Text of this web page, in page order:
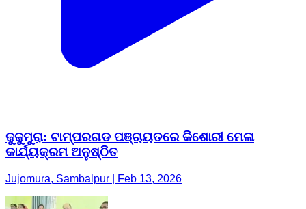
ଜୁଜୁମୁରା: ଟାମ୍ପରଗଡ ପଞ୍ଚାୟତରେ କିଶୋରୀ ମେଳା
କାର୍ଯ୍ୟକ୍ରମ ଅନୁଷ୍ଠିତ
Jujomura, Sambalpur | Feb 13, 2026